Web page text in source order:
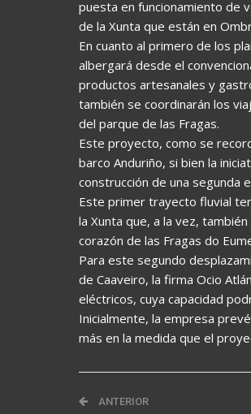
puesta en funcionamiento de
de la Xunta que están en
En cuanto al primero de los
albergará desde el
productos artesanales y
también se coordinarán los
del parque de las Fragas.
Este proyecto, como se
barco Anduriño, si bien la
construcción de una segunda
Este primer trayecto fluvial
la Xunta que, a la vez,
corazón de las Fragas do
Para este segundo
de Caaveiro, la firma Ocio
eléctricos, cuya capacidad
Inicialmente, la empresa
más en la medida que el
ANTERIOR